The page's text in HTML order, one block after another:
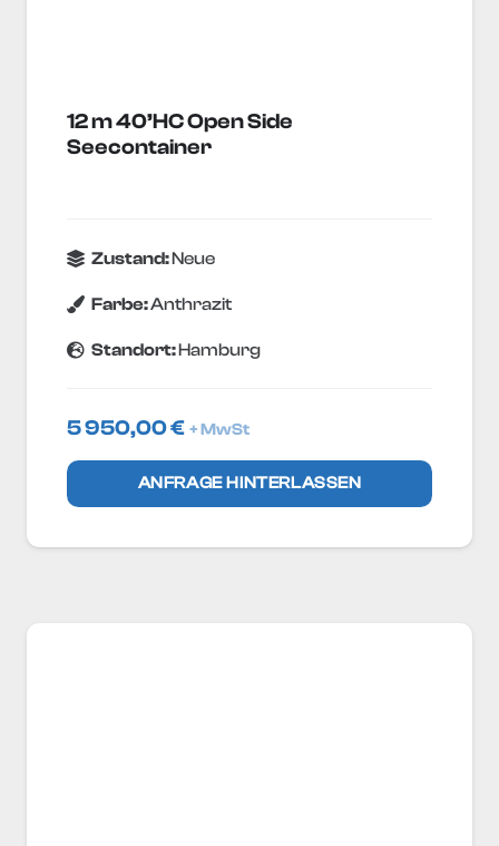
12 m 40’HC Open Side
Seecontainer
Zustand:Neue
Farbe:Anthrazit
Standort:Hamburg
5 950,00€ + MwSt
ANFRAGE HINTERLASSEN